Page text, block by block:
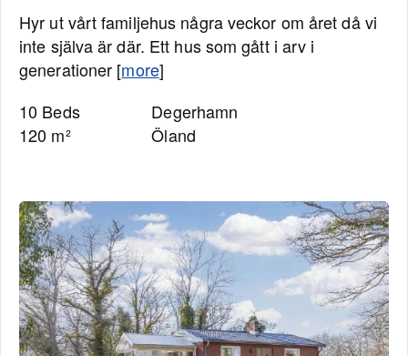
Hyr ut vårt familjehus några veckor om året då vi
inte själva är där. Ett hus som gått i arv i
generationer [more]
10 Beds
120 m²
Degerhamn
Öland